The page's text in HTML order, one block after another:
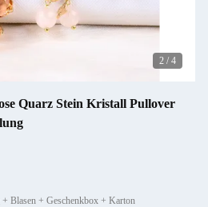
2 / 4
Quarz Stein Kristall Pullover
Blasen + Geschenkbox + Karton